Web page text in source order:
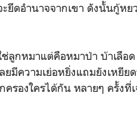
ยึดอำนาจจากเขา ดังนั้นกู้หย
กหมาแต่คือหมาป่า บ้าเลือด
มีความเย่อหยิ่งแถมยังเหยีย
รองใครได้กัน หลายๆ ครั้งที่เ